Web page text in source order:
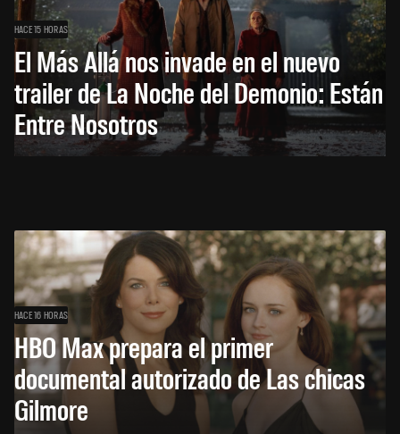
HACE 15 HORAS
El Más Allá nos invade en el nuevo
trailer de La Noche del Demonio: Están
Entre Nosotros
HACE 16 HORAS
HBO Max prepara el primer
documental autorizado de Las chicas
Gilmore